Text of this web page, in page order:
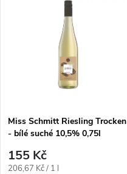
Miss Schmitt Riesling Trocken
- bílé suché 10,5% 0,75l
155 Kč
Měrná
206,67 Kč / 1 l